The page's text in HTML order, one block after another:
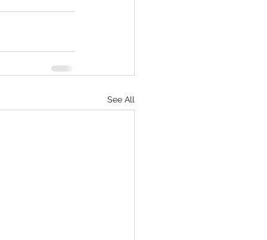
See All